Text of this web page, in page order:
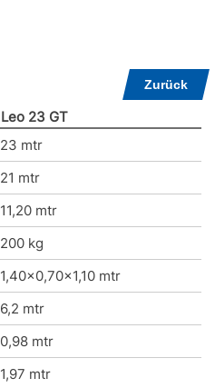
Zurück
Leo 23 GT
23 mtr
21 mtr
11,20 mtr
200 kg
1,40x0,70x1,10 mtr
6,2 mtr
0,98 mtr
1,97 mtr